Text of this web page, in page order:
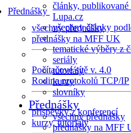
Přednášky
všechny přednášky
přednášky na MFF UK
Počítačové sítě v. 4.0
Rodina protokolů TCP/IP
příspěvky z konferencí
kurzy, tutoriály
články, publikované
Lupa.cz
všechny články
tematické výběry z
seriály
tutoriály
kurzy
slovníky
Přednášky
všechny přednášky
přednášky na MFF